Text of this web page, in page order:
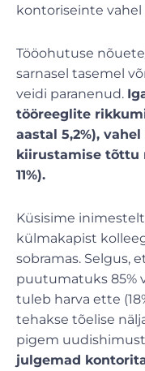
kontoriseinte vahel
Tööohutuse
sarnasel tasemel
veidi paranenud.
tööreeglite
aastal 5,2%),
kiirustamise tõttu
11%).
Küsisime
külmakapist
sobramas. Selgus,
puutumatuks 85%
tuleb harva ette
tehakse tõelise
pigem
julgemad